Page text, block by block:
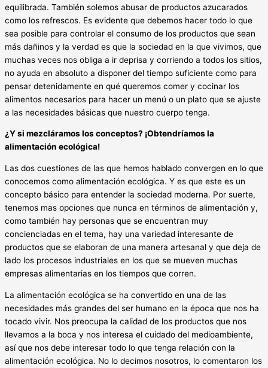
equilibrada. También solemos abusar de productos azucarados
como los refrescos. Es evidente que debemos hacer todo lo que
sea posible para controlar el consumo de los productos que sean
más dañinos y la verdad es que la sociedad en la que vivimos, que
muchas veces nos obliga a ir deprisa y corriendo a todos los sitios,
no ayuda en absoluto a disponer del tiempo suficiente como para
pensar detenidamente en qué queremos comer y cocinar los
alimentos necesarios para hacer un menú o un plato que se ajuste
a las necesidades básicas que nuestro cuerpo tenga.
¿Y si mezcláramos los conceptos? ¡Obtendríamos la
alimentación ecológica!
Las dos cuestiones de las que hemos hablado convergen en lo que
conocemos como alimentación ecológica. Y es que este es un
concepto básico para entender la sociedad moderna. Por suerte,
tenemos mas opciones que nunca en términos de alimentación y,
como también hay personas que se encuentran muy
concienciadas en el tema, hay una variedad interesante de
productos que se elaboran de una manera artesanal y que deja de
lado los procesos industriales en los que se mueven muchas
empresas alimentarias en los tiempos que corren.
La alimentación ecológica se ha convertido en una de las
necesidades más grandes del ser humano en la época que nos ha
tocado vivir. Nos preocupa la calidad de los productos que nos
llevamos a la boca y nos interesa el cuidado del medioambiente,
así que nos debe interesar todo lo que tenga relación con la
alimentación ecológica. No lo decimos nosotros, lo comentaron los